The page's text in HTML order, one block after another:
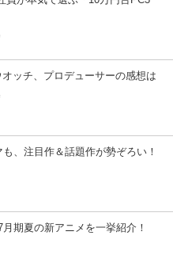
オッチ、プロデューサーの感想は
、注目作＆話題作が勢ぞろい！
月期夏の新アニメを一挙紹介！